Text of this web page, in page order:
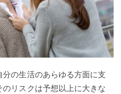
の生活のあらゆる方面に支
リスクは予想以上に大きな